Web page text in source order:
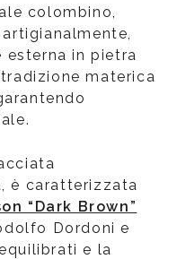
colombino,
esterna in pietra
materica
è caratterizzata
“Dark Brown”
Dordoni e
e la